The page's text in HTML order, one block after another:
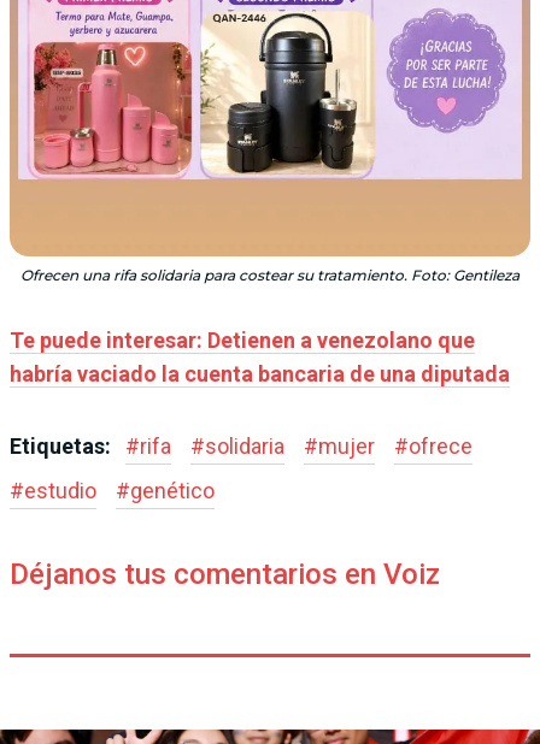
Ofrecen una rifa solidaria para costear su tratamiento. Foto: Gentileza
Te puede interesar: Detienen a venezolano que
habría vaciado la cuenta bancaria de una diputada
Etiquetas: #rifa #solidaria #mujer #ofrece
#estudio #genético
Déjanos tus comentarios en Voiz